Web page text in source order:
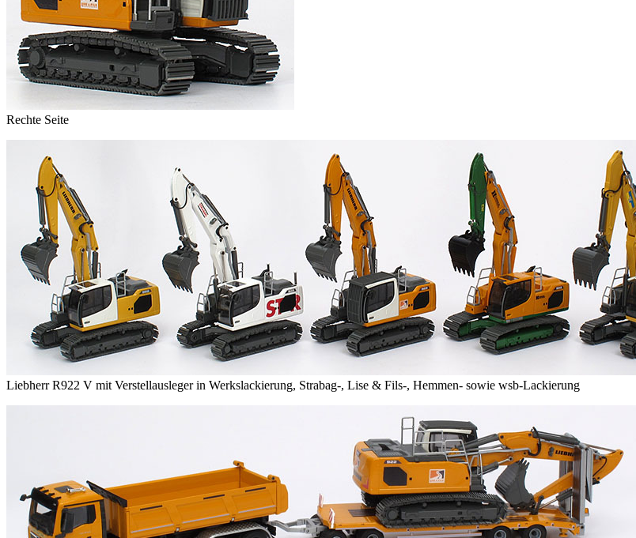
Rechte Seite
Liebherr R922 V mit Verstellausleger in Werkslackierung, Strabag-, Lise & Fils-, Hemmen- sowie wsb-Lackierung